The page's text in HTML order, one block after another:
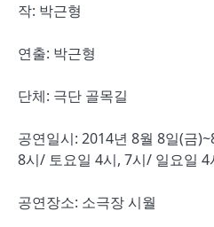
작: 박근형
연출: 박근형
단체: 극단 골목길
공연일시: 2014년 8월 8일(금
8시/ 토요일 4시, 7시/ 일요일 4
공연장소: 소극장 시월